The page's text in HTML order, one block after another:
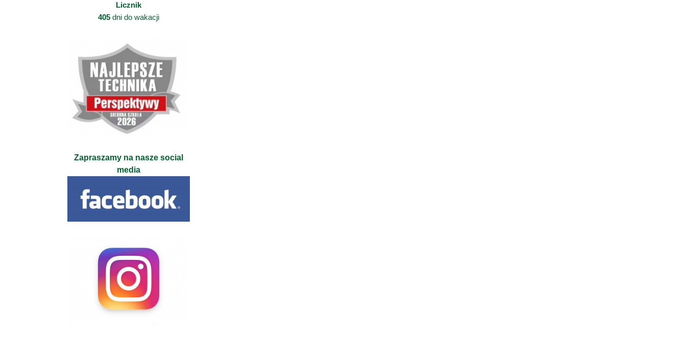
Licznik
405 dni do wakacji
Zapraszamy na nasze social
media